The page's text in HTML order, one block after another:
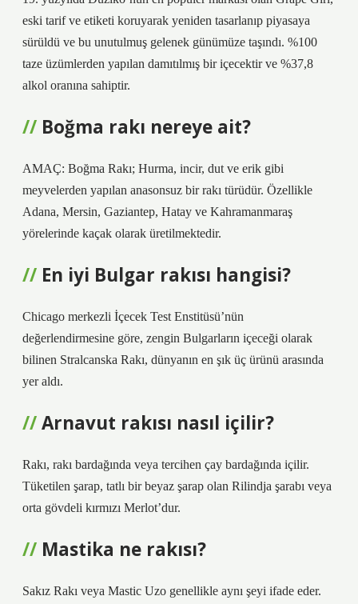
eski tarif ve etiketi koruyarak yeniden tasarlanıp piyasaya
sürüldü ve bu unutulmuş gelenek günümüze taşındı. %100
taze üzümlerden yapılan damıtılmış bir içecektir ve %37,8
alkol oranına sahiptir.
Boğma rakı nereye ait?
AMAÇ: Boğma Rakı; Hurma, incir, dut ve erik gibi
meyvelerden yapılan anasonsuz bir rakı türüdür. Özellikle
Adana, Mersin, Gaziantep, Hatay ve Kahramanmaraş
yörelerinde kaçak olarak üretilmektedir.
En iyi Bulgar rakısı hangisi?
Chicago merkezli İçecek Test Enstitüsü’nün
değerlendirmesine göre, zengin Bulgarların içeceği olarak
bilinen Stralcanska Rakı, dünyanın en şık üç ürünü arasında
yer aldı.
Arnavut rakısı nasıl içilir?
Rakı, rakı bardağında veya tercihen çay bardağında içilir.
Tüketilen şarap, tatlı bir beyaz şarap olan Rilindja şarabı veya
orta gövdeli kırmızı Merlot’dur.
Mastika ne rakısı?
Sakız Rakı veya Mastic Uzo genellikle aynı şeyi ifade eder.